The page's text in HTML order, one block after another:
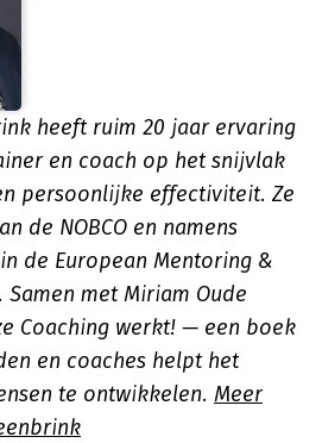
heeft ruim 20 jaar ervaring
en coach op het snijvlak
persoonlijke effectiviteit. Ze
de NOBCO en namens
de European Mentoring &
Samen met Miriam Oude
Coaching werkt! — een boek
en coaches helpt het
te ontwikkelen. Meer